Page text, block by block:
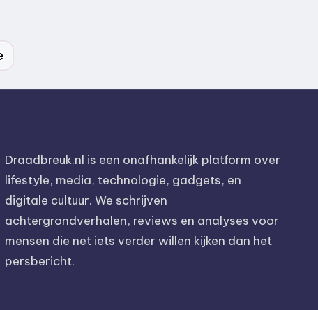
Draadbreuk.nl is een onafhankelijk platform over
lifestyle, media, technologie, gadgets, en
digitale cultuur. We schrijven
achtergrondverhalen, reviews en analyses voor
mensen die net iets verder willen kijken dan het
persbericht.